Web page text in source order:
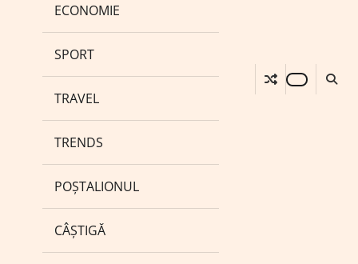
ECONOMIE
SPORT
TRAVEL
TRENDS
POȘTALIONUL
CÂȘTIGĂ